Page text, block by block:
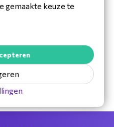
en
gemaakte keuze te